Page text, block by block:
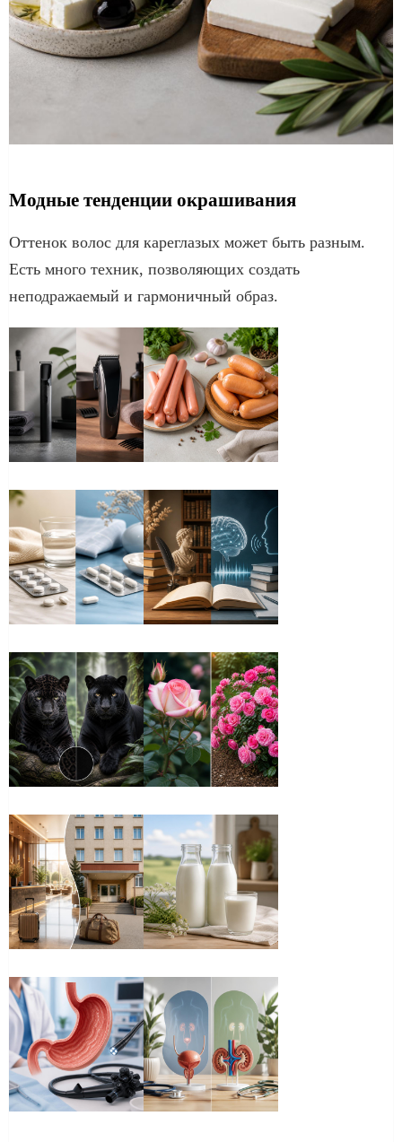
Модные тенденции окрашивания
Оттенок волос для кареглазых может быть разным.
Есть много техник, позволяющих создать
неподражаемый и гармоничный образ.